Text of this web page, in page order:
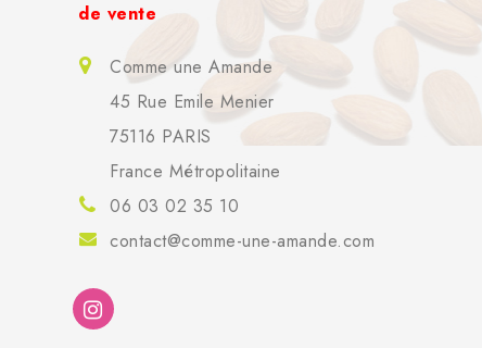
de vente
Comme une Amande
45 Rue Emile Menier
75116 PARIS
France Métropolitaine
06 03 02 35 10
contact@comme-une-amande.com